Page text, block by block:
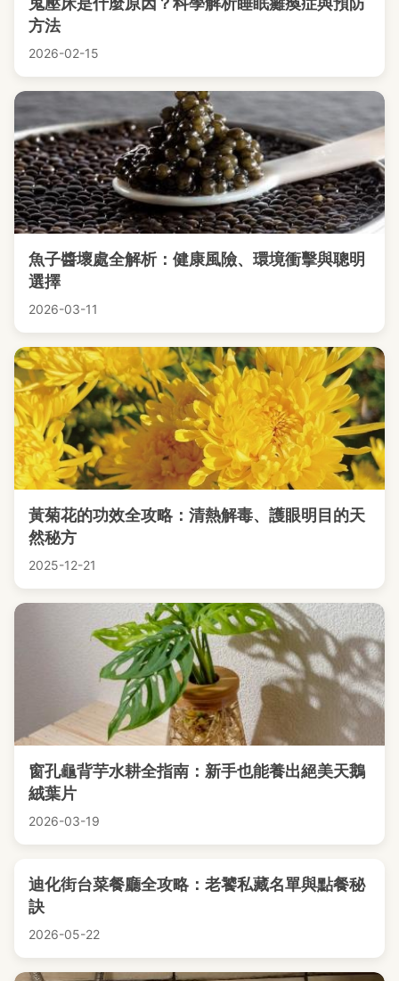
方法
2026-02-15
魚子醬壞處全解析：健康風險、環境衝擊與聰明
選擇
2026-03-11
黃菊花的功效全攻略：清熱解毒、護眼明目的天
然秘方
2025-12-21
窗孔龜背芋水耕全指南：新手也能養出絕美天鵝
絨葉片
2026-03-19
迪化街台菜餐廳全攻略：老饕私藏名單與點餐秘
訣
2026-05-22